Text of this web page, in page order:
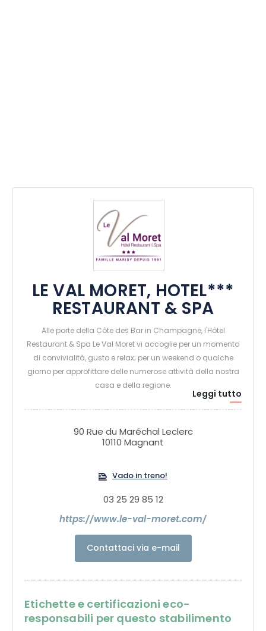
LE VAL MORET, HOTEL***
RESTAURANT & SPA
Alle porte della Côte des Bar in Champagne, l'Hôtel
Restaurant & Spa Le Val Moret vi accoglie per un momento
di convivialità, gusto e relax; per un weekend o qualche
giorno per approfittare delle numerose attività della nostra
casa e della regione.
Leggi tutto
90 Rue du Maréchal Leclerc
10110 Magnant
Vado in treno!
03 25 29 85 12
https://www.le-val-moret.com/
Contattaci via e-mail
Etichette e certificazioni eco-
responsabili per questo stabilimento